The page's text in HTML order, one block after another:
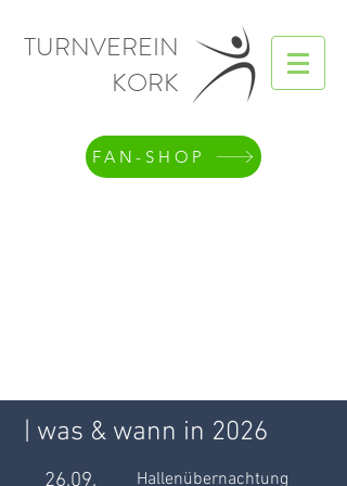
TURNVEREIN
KORK
FAN-SHOP
| was & wann in 2026
Hallenübernachtung